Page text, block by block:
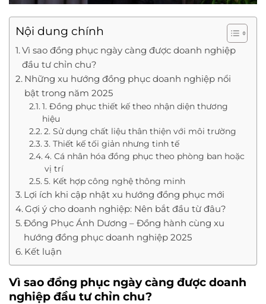
Nội dung chính
Vì sao đồng phục ngày càng được doanh nghiệp
đầu tư chỉn chu?
Những xu hướng đồng phục doanh nghiệp nổi
bật trong năm 2025
1. Đồng phục thiết kế theo nhận diện thương
hiệu
2. Sử dụng chất liệu thân thiện với môi trường
3. Thiết kế tối giản nhưng tinh tế
4. Cá nhân hóa đồng phục theo phòng ban hoặc
vị trí
5. Kết hợp công nghệ thông minh
Lợi ích khi cập nhật xu hướng đồng phục mới
Gợi ý cho doanh nghiệp: Nên bắt đầu từ đâu?
Đồng Phục Ánh Dương – Đồng hành cùng xu
hướng đồng phục doanh nghiệp 2025
Kết luận
Vì sao đồng phục ngày càng được doanh
nghiệp đầu tư chỉn chu?